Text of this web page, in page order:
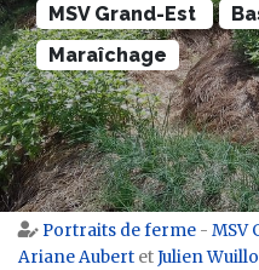
MSV Grand-Est
Maraîchage
Aller à :navigation,
Portraits de ferme - MSV
Ariane Aubert etJulien